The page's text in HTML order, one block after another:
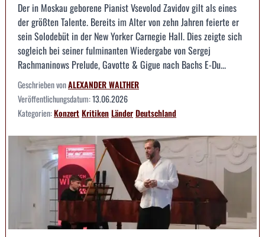
Der in Moskau geborene Pianist Vsevolod Zavidov gilt als eines
der größten Talente. Bereits im Alter von zehn Jahren feierte er
sein Solodebüt in der New Yorker Carnegie Hall. Dies zeigte sich
sogleich bei seiner fulminanten Wiedergabe von Sergej
Rachmaninows Prelude, Gavotte & Gigue nach Bachs E-Du...
Geschrieben vonALEXANDER WALTHER
Veröffentlichungsdatum:13.06.2026
Kategorien:KonzertKritikenLänderDeutschland